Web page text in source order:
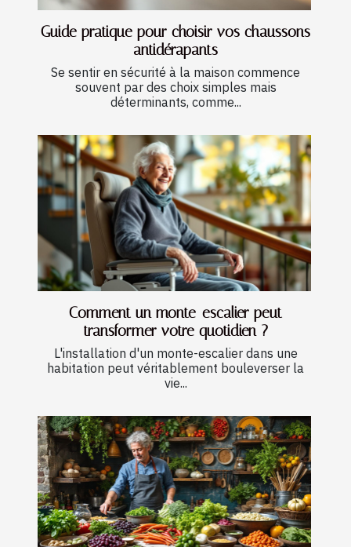
Guide pratique pour choisir vos chaussons
antidérapants
Se sentir en sécurité à la maison commence
souvent par des choix simples mais
déterminants, comme...
Comment un monte-escalier peut
transformer votre quotidien ?
L'installation d'un monte-escalier dans une
habitation peut véritablement bouleverser la
vie...